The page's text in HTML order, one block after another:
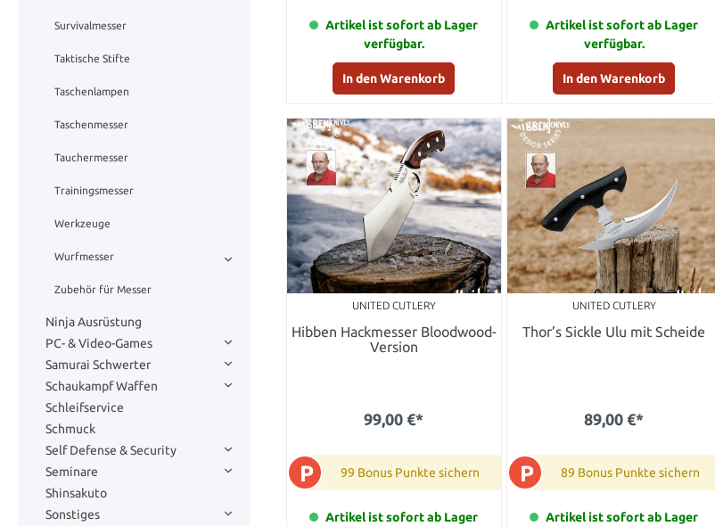
Survivalmesser
Taktische Stifte
Taschenlampen
Taschenmesser
Tauchermesser
Trainingsmesser
Werkzeuge
Wurfmesser
Zubehör für Messer
Ninja Ausrüstung
PC- & Video-Games
Samurai Schwerter
Schaukampf Waffen
Schleifservice
Schmuck
Self Defense & Security
Seminare
Shinsakuto
Sonstiges
Artikel ist sofort ab Lager
verfügbar.
In den Warenkorb
Artikel ist sofort ab Lager
verfügbar.
In den Warenkorb
UNITED CUTLERY
Hibben Hackmesser Bloodwood-
Version
99,00 €*
P 99 Bonus Punkte sichern
Artikel ist sofort ab Lager
UNITED CUTLERY
Thor’s Sickle Ulu mit Scheide
89,00 €*
P 89 Bonus Punkte sichern
Artikel ist sofort ab Lager